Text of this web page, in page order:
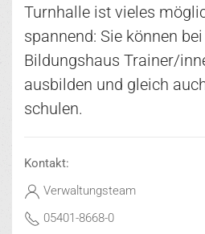
Turnhalle ist vieles
spannend: Sie können
Bildungshaus Trainer/
ausbilden und gleich
schulen.
Kontakt:
Verwaltungsteam
05401-8668-0